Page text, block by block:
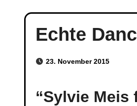
Echte
23. November 2015
“Sylvie Meis